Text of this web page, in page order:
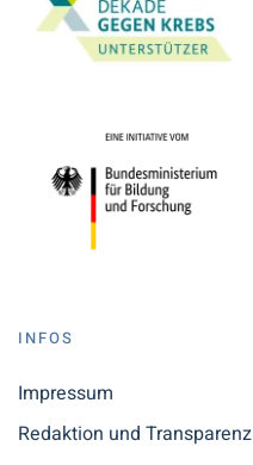
INFOS
Impressum
Redaktion und Transparenz